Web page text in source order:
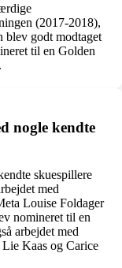
(2017-2018),
blev godt modtaget
til en Golden
nogle kendte
skuespillere
med
Louise Foldager
nomineret til en
arbejdet med
Kaas og Carice